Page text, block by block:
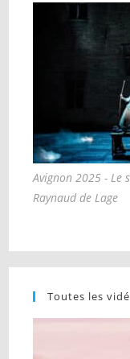
Avignon 2025 -
Raynaud de Lage
Toutes les